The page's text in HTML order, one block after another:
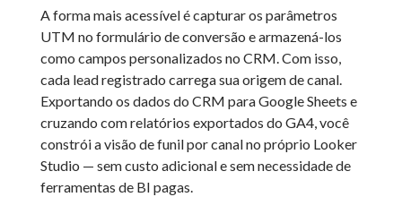
A forma mais acessível é capturar os parâmetros
UTM no formulário de conversão e armazená-los
como campos personalizados no CRM. Com isso,
cada lead registrado carrega sua origem de canal.
Exportando os dados do CRM para Google Sheets e
cruzando com relatórios exportados do GA4, você
constrói a visão de funil por canal no próprio Looker
Studio — sem custo adicional e sem necessidade de
ferramentas de BI pagas.